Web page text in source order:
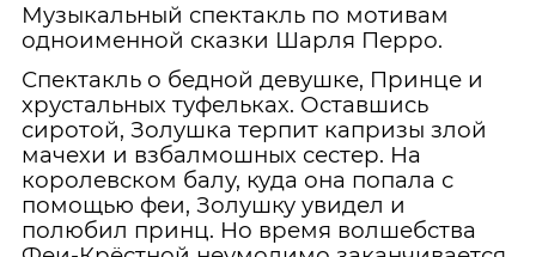
Музыкальный спектакль по мотивам
одноименной сказки Шарля Перро.
Спектакль о бедной девушке, Принце и
хрустальных туфельках. Оставшись
сиротой, Золушка терпит капризы злой
мачехи и взбалмошных сестер. На
королевском балу, куда она попала с
помощью феи, Золушку увидел и
полюбил принц. Но время волшебства